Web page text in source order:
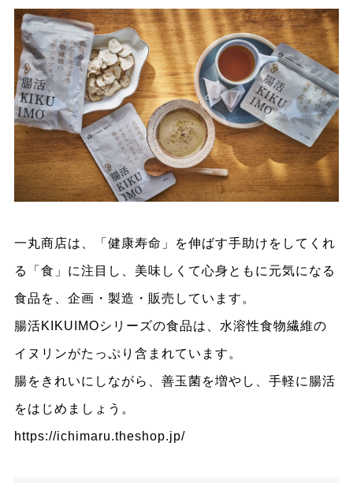
一丸商店は、「健康寿命」を伸ばす手助けをしてくれ
る「食」に注目し、美味しくて心身ともに元気になる
食品を、企画・製造・販売しています。
腸活KIKUIMOシリーズの食品は、水溶性食物繊維の
イヌリンがたっぷり含まれています。
腸をきれいにしながら、善玉菌を増やし、手軽に腸活
をはじめましょう。
https://ichimaru.theshop.jp/